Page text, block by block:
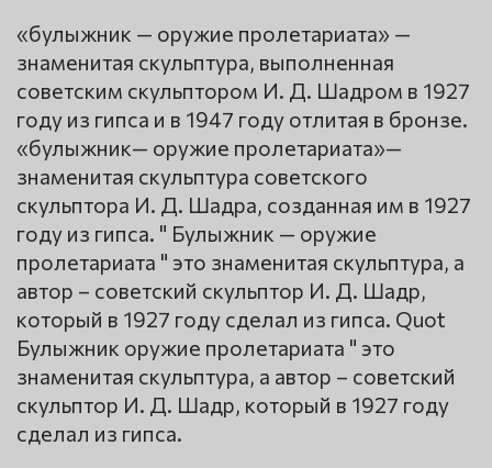
«булыжник — оружие пролетариата» —
знаменитая скульптура, выполненная
советским скульптором И. Д. Шадром в 1927
году из гипса и в 1947 году отлитая в бронзе.
«булыжник— оружие пролетариата»—
знаменитая скульптура советского
скульптора И. Д. Шадра, созданная им в 1927
году из гипса. " Булыжник — оружие
пролетариата " это знаменитая скульптура, а
автор – советский скульптор И. Д. Шадр,
который в 1927 году сделал из гипса. Quot
Булыжник оружие пролетариата " это
знаменитая скульптура, а автор – советский
скульптор И. Д. Шадр, который в 1927 году
сделал из гипса.